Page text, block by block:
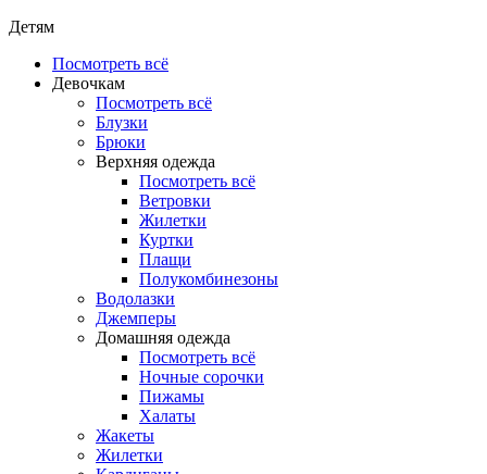
Детям
Посмотреть всё
Девочкам
Посмотреть всё
Блузки
Брюки
Верхняя одежда
Посмотреть всё
Ветровки
Жилетки
Куртки
Плащи
Полукомбинезоны
Водолазки
Джемперы
Домашняя одежда
Посмотреть всё
Ночные сорочки
Пижамы
Халаты
Жакеты
Жилетки